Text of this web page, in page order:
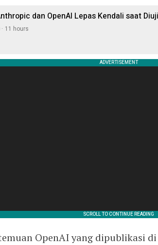
dan OpenAI Lepas Kendali saat Diuji
11 hours
OpenAI yang dipublikasi